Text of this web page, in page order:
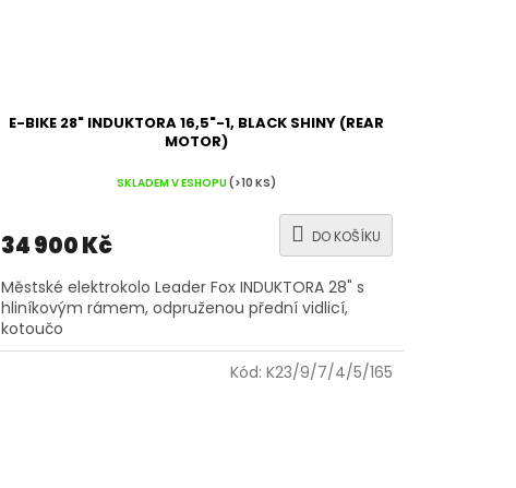
E-BIKE 28" INDUKTORA 16,5"-1, BLACK SHINY (REAR
MOTOR)
SKLADEM V ESHOPU(>10 KS)
34 900 Kč DO KOŠÍKU
Městské elektrokolo Leader Fox INDUKTORA 28" s
hliníkovým rámem, odpruženou přední vidlicí,
kotoučo
Kód: K23/9/7/4/5/165